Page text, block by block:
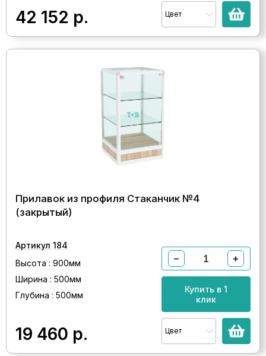
42 152 р. Цвет
Прилавок из профиля Стаканчик №4
(закрытый)
Артикул 184
Высота : 900мм
Ширина : 500мм
Глубина : 500мм
19 460 р.
− +
Купить в 1
клик
Цвет